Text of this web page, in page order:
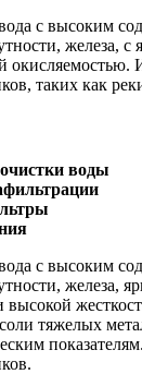
с высоким
железа, с
окисляемостью.
таких как
воды
с высоким
железа,
тяжелых